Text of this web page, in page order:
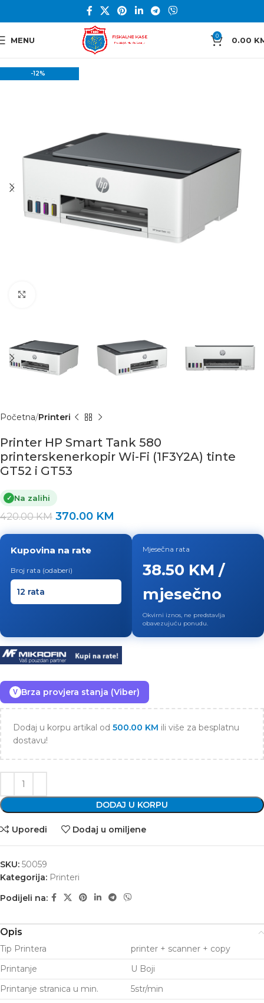
MENU 0 0.00
-12%
Početna Printeri
Printer HP Smart Tank 580
printerskenerkopir Wi-Fi (1F3Y2A) tinte
GT52 i GT53
✓ Na zalihi
420.00KM 370.00 KM
Kupovina na rate
Broj rata (odaberi)
Mjesečna rata
38.50 KM /
mjesečno
Okvirni iznos, ne predstavlja
obavezujuću ponudu.
V Brza provjera stanja (Viber)
Dodaj u korpu artikal od 500.00 KM ili više za besplatnu
dostavu!
DODAJ U KORPU
Uporedi Dodaj u omiljene
SKU: 50059
Kategorija: Printeri
Podijeli na:
Opis
Tip Printera
printer + scanner + copy
Printanje
U Boji
Printanje stranica u min.
5str/min